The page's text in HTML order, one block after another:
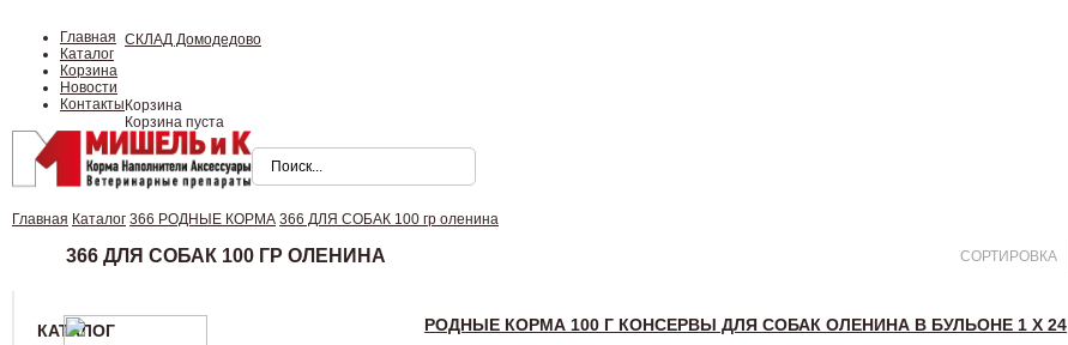
Главная
Каталог
Корзина
Новости
Контакты
СКЛАД Домодедово
Корзина
Корзина пуста
Главная Каталог 366 РОДНЫЕ КОРМА 366 ДЛЯ СОБАК 100 гр оленина
366 ДЛЯ СОБАК 100 ГР ОЛЕНИНА СОРТИРОВКА
КАТАЛОГ
РОДНЫЕ КОРМА 100 Г КОНСЕРВЫ ДЛЯ СОБАК ОЛЕНИНА В БУЛЬОНЕ 1 Х 24